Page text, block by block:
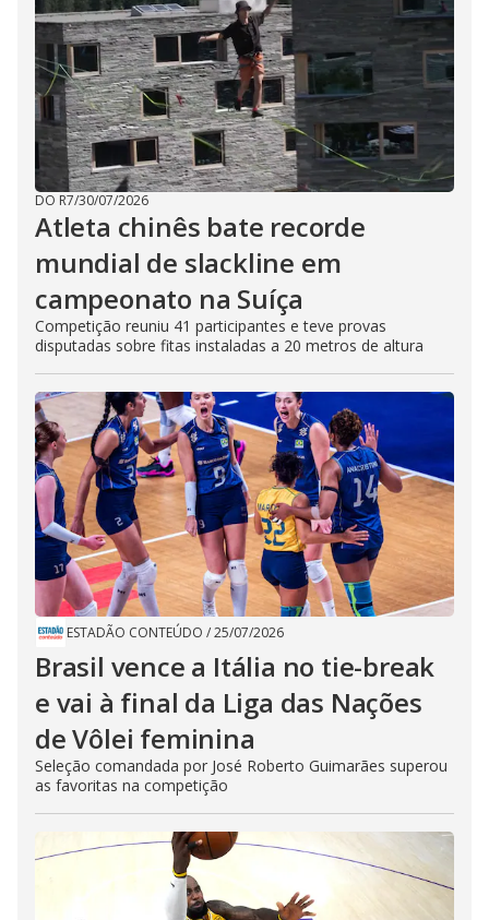
DO R7/30/07/2026
Atleta chinês bate recorde
mundial de slackline em
campeonato na Suíça
Competição reuniu 41 participantes e teve provas
disputadas sobre fitas instaladas a 20 metros de altura
ESTADÃO CONTEÚDO /25/07/2026
Brasil vence a Itália no tie-break
e vai à final da Liga das Nações
de Vôlei feminina
Seleção comandada por José Roberto Guimarães superou
as favoritas na competição